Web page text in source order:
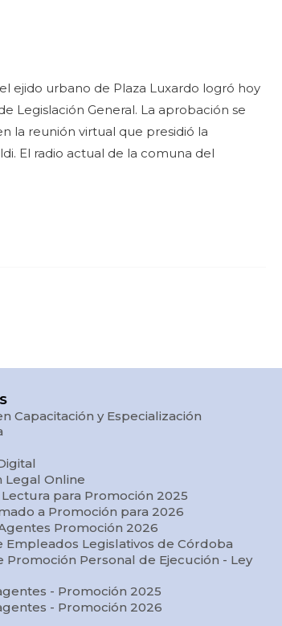
ejido urbano de Plaza Luxardo logró hoy
Legislación General. La aprobación se
la reunión virtual que presidió la
El radio actual de la comuna del
Capacitación y Especialización
Legal Online
para Promoción 2025
a Promoción para 2026
Promoción 2026
Empleados Legislativos de Córdoba
Promoción Personal de Ejecución - Ley
- Promoción 2025
- Promoción 2026